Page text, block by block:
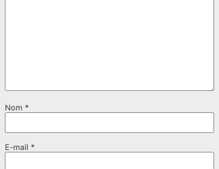
Nom *
E-mail *